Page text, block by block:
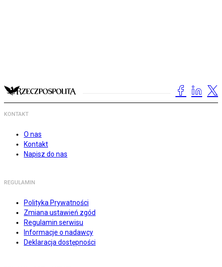
KONTAKT
O nas
Kontakt
Napisz do nas
REGULAMIN
Polityka Prywatności
Zmiana ustawień zgód
Regulamin serwisu
Informacje o nadawcy
Deklaracja dostępności